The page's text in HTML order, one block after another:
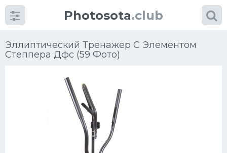
Photosota.club
Эллиптический Тренажер С Элементом
Степпера Дфс (59 Фото)
КатегорииФото